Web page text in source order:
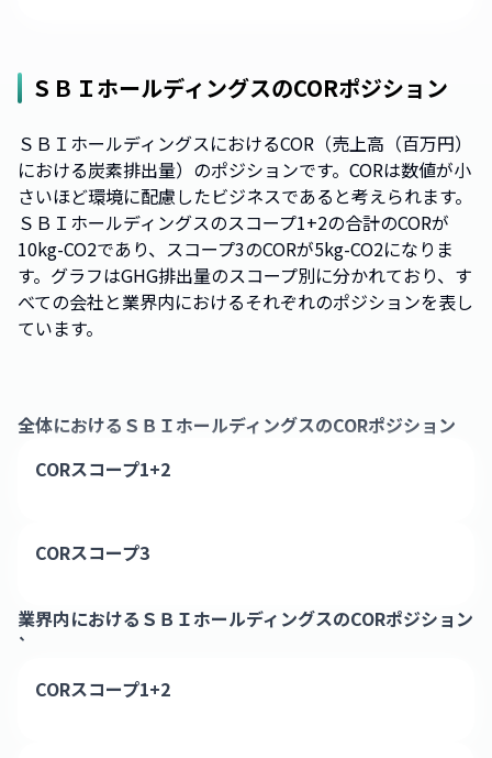
ＳＢＩホールディングスのCORポジション
ＳＢＩホールディングスにおけるCOR（売上高（百万円）
における炭素排出量）のポジションです。CORは数値が小
さいほど環境に配慮したビジネスであると考えられます。
ＳＢＩホールディングスのスコープ1+2の合計のCORが
10kg-CO2であり、スコープ3のCORが5kg-CO2になりま
す。グラフはGHG排出量のスコープ別に分かれており、す
べての会社と業界内におけるそれぞれのポジションを表し
ています。
全体における ＳＢＩホールディングスのCORポジション
CORスコープ1+2
CORスコープ3
業界内における ＳＢＩホールディングスのCORポジション
`
CORスコープ1+2